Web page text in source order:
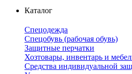
Каталог
Спецодежда
Спецобувь (рабочая обувь)
Защитные перчатки
Хозтовары, инвентарь и
Средства индивидуальной